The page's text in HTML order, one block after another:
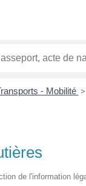
- Mobilité >
de l'information